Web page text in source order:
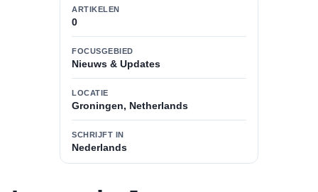
ARTIKELEN
0
FOCUSGEBIED
Nieuws & Updates
LOCATIE
Groningen, Netherlands
SCHRIJFT IN
Nederlands